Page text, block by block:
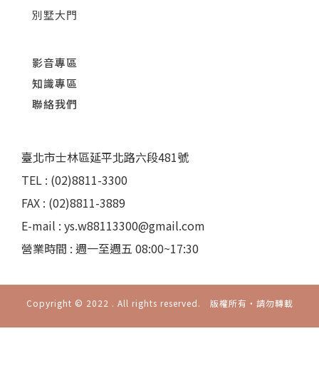
別墅大門
影音專區
知識專區
聯絡我們
臺北市士林區延平北路六段481號
TEL : (02)8811-3300
FAX : (02)8811-3889
E-mail : ys.w88113300@gmail.com
營業時間 : 週一至週五 08:00~17:30
Copyright © 2022 . All rights reserved. 版權所有‧請勿轉載